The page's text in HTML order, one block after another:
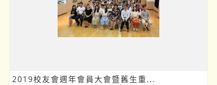
2019校友會週年會員大會暨舊生重...